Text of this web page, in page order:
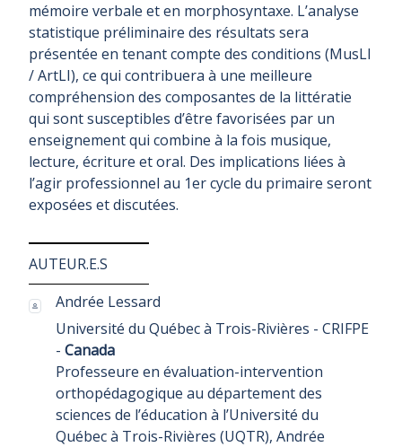
mémoire verbale et en morphosyntaxe. L’analyse
statistique préliminaire des résultats sera
présentée en tenant compte des conditions (MusLI
/ ArtLI), ce qui contribuera à une meilleure
compréhension des composantes de la littératie
qui sont susceptibles d’être favorisées par un
enseignement qui combine à la fois musique,
lecture, écriture et oral. Des implications liées à
l’agir professionnel au 1er cycle du primaire seront
exposées et discutées.
AUTEUR.E.S
Andrée Lessard
Université du Québec à Trois-Rivières - CRIFPE
-Canada
Professeure en évaluation-intervention
orthopédagogique au département des
sciences de l’éducation à l’Université du
Québec à Trois-Rivières (UQTR), Andrée